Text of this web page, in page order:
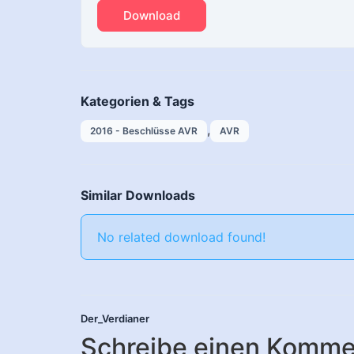
Download
Kategorien & Tags
2016 - Beschlüsse AVR , AVR
Similar Downloads
No related download found!
Der_Verdianer
Schreibe einen